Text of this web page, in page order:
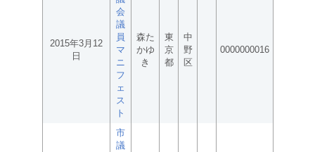
2015年3月12
日
会
議
員
マ
ニ
フ
ェ
ス
ト
森た
かゆ
き
東
京
都
中
野
区
0000000016
市
議